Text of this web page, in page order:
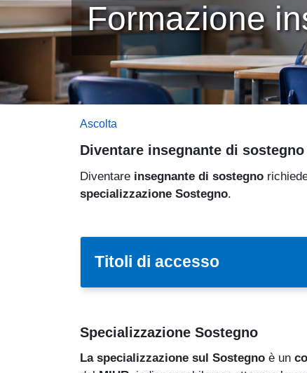
Formazione
Ascolta
Diventare insegnante di sostegno
Diventare insegnante di sostegno
specializzazione Sostegno.
Titoli di accesso
Specializzazione Sostegno
La specializzazione sul Sostegno è un